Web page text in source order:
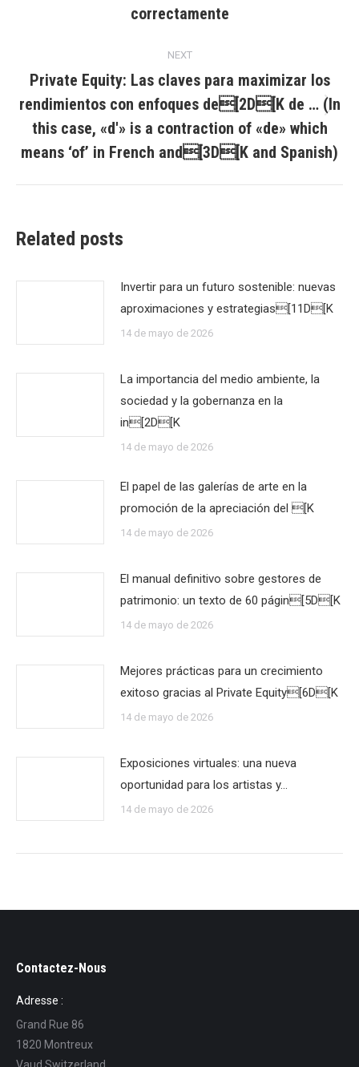
post:
correctamente
NEXT
post:
Private Equity: Las claves para maximizar los
rendimientos con enfoques de[2D[K de … (In
this case, «d'» is a contraction of «de» which
means ‘of’ in French and[3D[K and Spanish)
Related posts
Invertir para un futuro sostenible: nuevas
aproximaciones y estrategias[11D[K
14 de mayo de 2026
La importancia del medio ambiente, la
sociedad y la gobernanza en la
in[2D[K
14 de mayo de 2026
El papel de las galerías de arte en la
promoción de la apreciación del [K
14 de mayo de 2026
El manual definitivo sobre gestores de
patrimonio: un texto de 60 págin[5D[K
14 de mayo de 2026
Mejores prácticas para un crecimiento
exitoso gracias al Private Equity[6D[K
14 de mayo de 2026
Exposiciones virtuales: una nueva
oportunidad para los artistas y…
14 de mayo de 2026
Contactez-Nous
Adresse :
Grand Rue 86
1820 Montreux